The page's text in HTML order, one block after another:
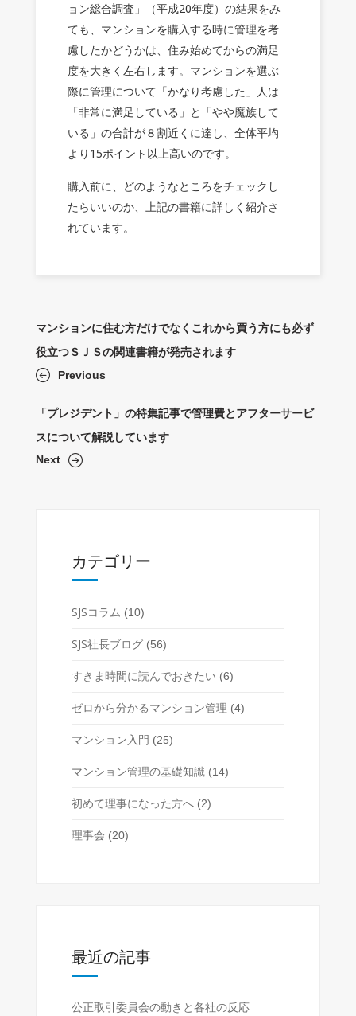
ョン総合調査」（平成20年度）の結果をみ
ても、マンションを購入する時に管理を考
慮したかどうかは、住み始めてからの満足
度を大きく左右します。マンションを選ぶ
際に管理について「かなり考慮した」人は
「非常に満足している」と「やや魔族して
いる」の合計が８割近くに達し、全体平均
より15ポイント以上高いのです。
購入前に、どのようなところをチェックし
たらいいのか、上記の書籍に詳しく紹介さ
れています。
マンションに住む方だけでなくこれから買う方にも必ず
役立つＳＪＳの関連書籍が発売されます
Previous
「プレジデント」の特集記事で管理費とアフターサービ
スについて解説しています
Next
カテゴリー
SJSコラム (10)
SJS社長ブログ(56)
すきま時間に読んでおきたい (6)
ゼロから分かるマンション管理 (4)
マンション入門 (25)
マンション管理の基礎知識(14)
初めて理事になった方へ(2)
理事会 (20)
最近の記事
公正取引委員会の動きと各社の反応